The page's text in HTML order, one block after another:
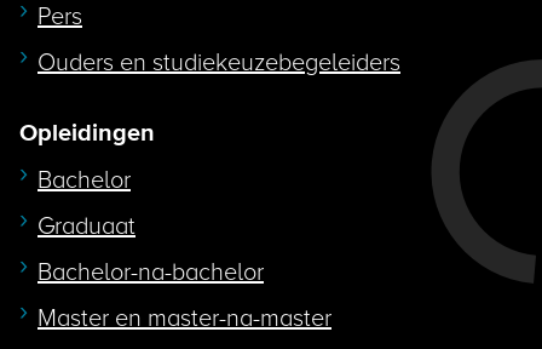
Pers
Ouders en studiekeuzebegeleiders
Opleidingen
Bachelor
Graduaat
Bachelor-na-bachelor
Master en master-na-master